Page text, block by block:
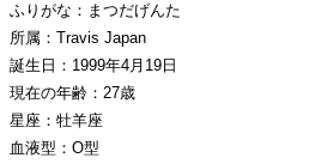
ふりがな：まつだげんた
所属：Travis Japan
誕生日：1999年4月19日
現在の年齢：27歳
星座：牡羊座
血液型：O型